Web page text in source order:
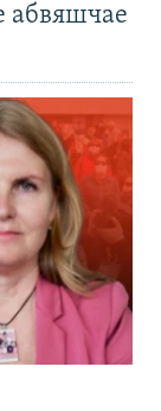
абвяшчае